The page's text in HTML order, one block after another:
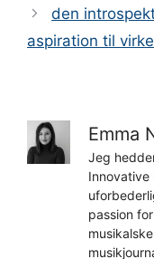
den
aspiration til
Emma
Jeg
Innovative
passion